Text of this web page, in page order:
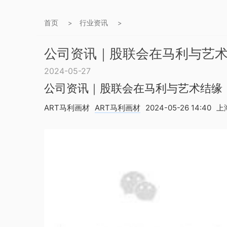
首页 > 行业资讯 >
公司资讯｜股联会在马利与艺
2024-05-27
公司资讯｜股联会在马利与艺术结缘
ART马利画材 ART马利画材 2024-05-26 14:40 上